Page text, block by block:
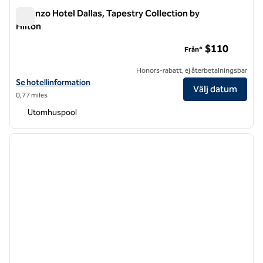
Lorenzo Hotel Dallas, Tapestry Collection by
Hilton
Visa hotelluppgifter för Lorenzo Hotel Dallas, Tapestry Collection by
Se hotellinformation
0,77 miles
Från* $110
Honors-rabatt, ej återbetalningsbar
Välj datum
Utomhuspool
1 av 12
nästa